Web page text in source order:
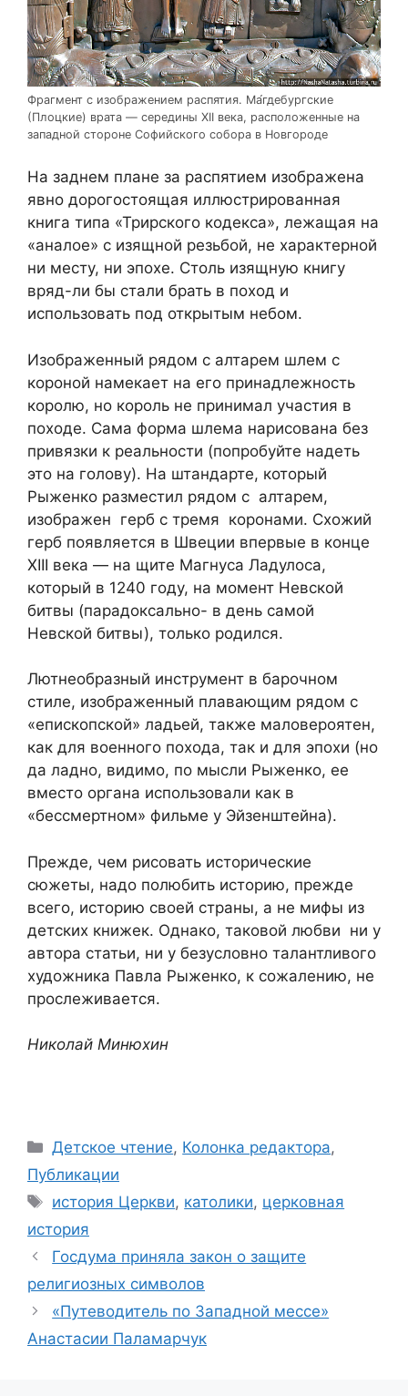
Фрагмент с изображением распятия. Ма́гдебургские
(Плоцкие) врата — середины XII века, расположенные на
западной стороне Софийского собора в Новгороде
На заднем плане за распятием изображена
явно дорогостоящая иллюстрированная
книга типа «Трирского кодекса», лежащая на
«аналое» с изящной резьбой, не характерной
ни месту, ни эпохе. Столь изящную книгу
вряд-ли бы стали брать в поход и
использовать под открытым небом.
Изображенный рядом с алтарем шлем с
короной намекает на его принадлежность
королю, но король не принимал участия в
походе. Сама форма шлема нарисована без
привязки к реальности (попробуйте надеть
это на голову). На штандарте, который
Рыженко разместил рядом с алтарем,
изображен герб с тремя коронами. Схожий
герб появляется в Швеции впервые в конце
XIII века — на щите Магнуса Ладулоса,
который в 1240 году, на момент Невской
битвы (парадоксально- в день самой
Невской битвы), только родился.
Лютнеобразный инструмент в барочном
стиле, изображенный плавающим рядом с
«епископской» ладьей, также маловероятен,
как для военного похода, так и для эпохи (но
да ладно, видимо, по мысли Рыженко, ее
вместо органа использовали как в
«бессмертном» фильме у Эйзенштейна).
Прежде, чем рисовать исторические
сюжеты, надо полюбить историю, прежде
всего, историю своей страны, а не мифы из
детских книжек. Однако, таковой любви ни у
автора статьи, ни у безусловно талантливого
художника Павла Рыженко, к сожалению, не
прослеживается.
Николай Минюхин
Рубрики
Детское чтение, Колонка редактора,
Публикации
Метки
история Церкви, католики, церковная
история
Госдума приняла закон о защите
религиозных символов
«Путеводитель по Западной мессе»
Анастасии Паламарчук